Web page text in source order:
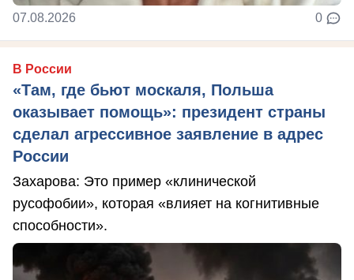
07.08.2026 0
В России
«Там, где бьют москаля, Польша
оказывает помощь»: президент страны
сделал агрессивное заявление в адрес
России
Захарова: Это пример «клинической
русофобии», которая «влияет на когнитивные
способности».